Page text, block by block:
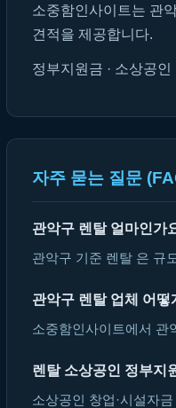
소중함인사이트는 관
견적을 제공합니다.
정부지원금 · 소상공
자주 묻는 질문
관악구 렌탈 얼마인가
관악구 기준 렌탈 은 규
관악구 렌탈 업체 어떻
소중함인사이트에서 관
렌탈 소상공인 정부지
소상공인 창업·시설자